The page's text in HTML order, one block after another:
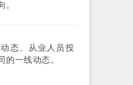
。
态、从业人员投
的一线动态。